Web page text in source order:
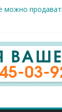
можно
в